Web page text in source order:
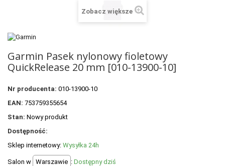
WENGER ZEGARKI
ORIENT ZEGARKI
OBAKU DENMARK ZEGARKI
POLECANE PRODUKTY
PROMOCJE
OUTLET
Zobacz większe
Garmin Pasek nylonowy fioletowy
QuickRelease 20 mm [010-13900-10]
Nr producenta: 010-13900-10
EAN: 753759355654
Stan: Nowy produkt
Dostępność:
Sklep internetowy: Wysyłka 24h
Salon w Warszawie : Dostępny dziś